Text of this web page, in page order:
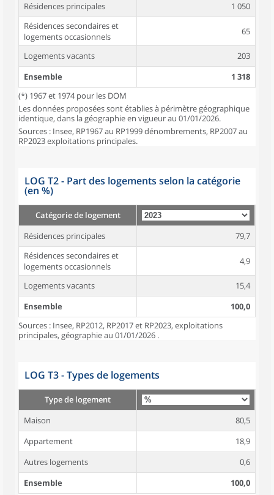
Résidences principales
1 050
Résidences secondaires et
logements occasionnels
65
Logements vacants
203
Ensemble
1 318
(*) 1967 et 1974 pour les DOM
Les données proposées sont établies à périmètre géographique
identique, dans la géographie en vigueur au 01/01/2026.
Sources : Insee, RP1967 au RP1999 dénombrements, RP2007 au
RP2023 exploitations principales.
LOG T2 - Part des logements selon la catégorie
(en %)
Catégorie de logement
Résidences principales
79,7
Résidences secondaires et
logements occasionnels
4,9
Logements vacants
15,4
Ensemble
100,0
Sources : Insee, RP2012, RP2017 et RP2023, exploitations
principales, géographie au 01/01/2026 .
LOG T3 - Types de logements
Type de logement
Maison
80,5
Appartement
18,9
Autres logements
0,6
Ensemble
100,0